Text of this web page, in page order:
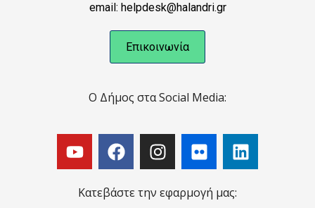
email: helpdesk@halandri.gr
Επικοινωνία
Ο Δήμος στα Social Media:
Κατεβάστε την εφαρμογή μας: